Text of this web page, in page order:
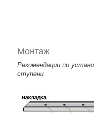
Монтаж
Рекомендации по
ступени